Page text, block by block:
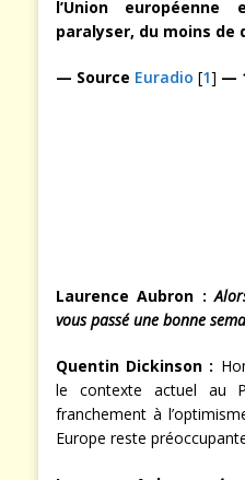
l’Union
paralyser, du moins de
— Source Euradio [1] —
Laurence Aubron :
vous passé une bonne
Quentin Dickinson :
le contexte actuel au
franchement à
Europe reste